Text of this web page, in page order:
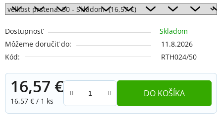
Dostupnosť
Skladom
Môžeme doručiť do:
11.8.2026
Kód:
RTH024/50
16,57 €
Jednotková cena:
16,57 € / 1 ks
DO KOŠÍKA